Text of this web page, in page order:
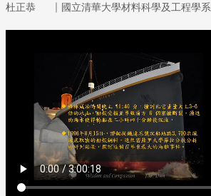
杜正恭 ｜ 國立清華大學材料科學及工程學系